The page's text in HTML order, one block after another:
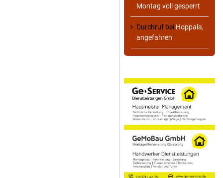
Montag voll gesperrt
Durchruf bei Hoppala,
angefahren